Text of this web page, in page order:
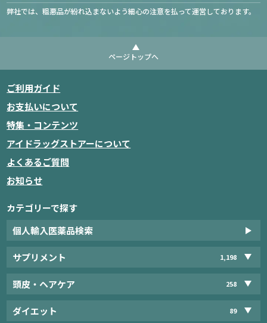
弊社では、粗悪品が紛れ込まないよう細心の注意を払って運営しております。
ページトップへ
ご利用ガイド
お支払いについて
特集・コンテンツ
アイドラッグストアーについて
よくあるご質問
お知らせ
カテゴリーで探す
個人輸入医薬品検索
サプリメント 1,198
頭皮・ヘアケア 258
ダイエット 89